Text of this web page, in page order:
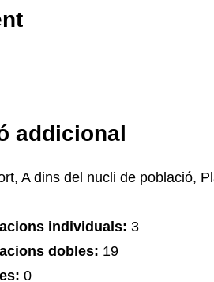
addicional
A dins del nucli de població,
individuals: 3
dobles: 19
0